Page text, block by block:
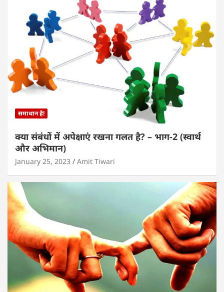
समाधान है!
क्या संबंधों में अपेक्षाएं रखना गलत है? – भाग-2 (स्वार्थ
और अभिमान)
January 25, 2023 Amit Tiwari